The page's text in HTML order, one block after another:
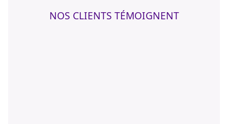
NOS CLIENTS TÉMOIGNENT